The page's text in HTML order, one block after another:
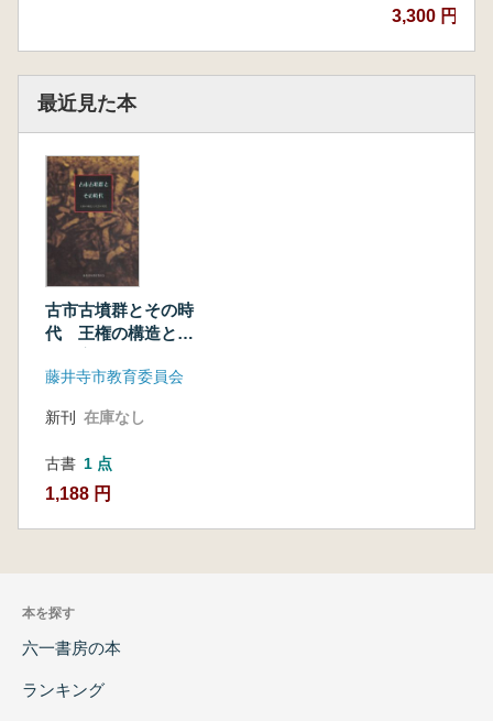
3,300 円~
最近見た本
古市古墳群とその時
代 王権の構造と社
藤井寺市教育委員会
新刊 在庫なし
古書 1 点
1,188 円
本を探す
六一書房の本
ランキング